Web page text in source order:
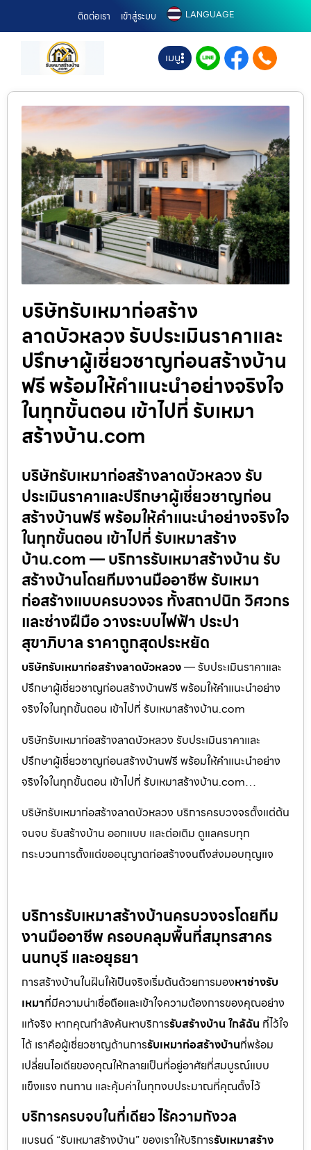
ติดต่อเรา เข้าสู่ระบบ LANGUAGE
เมนู
บริษัทรับเหมาก่อสร้าง
ลาดบัวหลวง รับประเมินราคาและ
ปรึกษาผู้เชี่ยวชาญก่อนสร้างบ้าน
ฟรี พร้อมให้คำแนะนำอย่างจริงใจ
ในทุกขั้นตอน เข้าไปที่ รับเหมา
สร้างบ้าน.com
บริษัทรับเหมาก่อสร้างลาดบัวหลวง รับ
ประเมินราคาและปรึกษาผู้เชี่ยวชาญก่อน
สร้างบ้านฟรี พร้อมให้คำแนะนำอย่างจริงใจ
ในทุกขั้นตอน เข้าไปที่ รับเหมาสร้าง
บ้าน.com — บริการรับเหมาสร้างบ้าน รับ
สร้างบ้านโดยทีมงานมืออาชีพ รับเหมา
ก่อสร้างแบบครบวงจร ทั้งสถาปนิก วิศวกร
และช่างฝีมือ วางระบบไฟฟ้า ประปา
สุขาภิบาล ราคาถูกสุดประหยัด
บริษัทรับเหมาก่อสร้างลาดบัวหลวง— รับประเมินราคาและ
ปรึกษาผู้เชี่ยวชาญก่อนสร้างบ้านฟรี พร้อมให้คำแนะนำอย่าง
จริงใจในทุกขั้นตอน เข้าไปที่ รับเหมาสร้างบ้าน.com
บริษัทรับเหมาก่อสร้างลาดบัวหลวง รับประเมินราคาและ
ปรึกษาผู้เชี่ยวชาญก่อนสร้างบ้านฟรี พร้อมให้คำแนะนำอย่าง
จริงใจในทุกขั้นตอน เข้าไปที่ รับเหมาสร้างบ้าน.com…
บริษัทรับเหมาก่อสร้างลาดบัวหลวง บริการครบวงจรตั้งแต่ต้น
จนจบ รับสร้างบ้าน ออกแบบ และต่อเติม ดูแลครบทุก
กระบวนการตั้งแต่ขออนุญาตก่อสร้างจนถึงส่งมอบกุญแจ
บริการรับเหมาสร้างบ้านครบวงจรโดยทีม
งานมืออาชีพ ครอบคลุมพื้นที่สมุทรสาคร
นนทบุรี และอยุธยา
การสร้างบ้านในฝันให้เป็นจริงเริ่มต้นด้วยการมองหาช่างรับ
เหมาที่มีความน่าเชื่อถือและเข้าใจความต้องการของคุณอย่าง
แท้จริง หากคุณกำลังค้นหาบริการรับสร้างบ้าน ใกล้ฉัน ที่ไว้ใจ
ได้ เราคือผู้เชี่ยวชาญด้านการรับเหมาก่อสร้างบ้านที่พร้อม
เปลี่ยนไอเดียของคุณให้กลายเป็นที่อยู่อาศัยที่สมบูรณ์แบบ
แข็งแรง ทนทาน และคุ้มค่าในทุกงบประมาณที่คุณตั้งไว้
บริการครบจบในที่เดียว ไร้ความกังวล
แบรนด์ “รับเหมาสร้างบ้าน” ของเราให้บริการรับเหมาสร้าง